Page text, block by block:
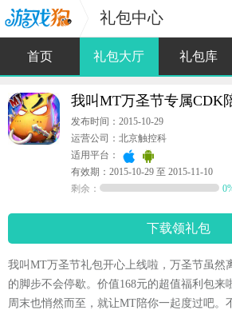
礼包中心
首页 礼包大厅 礼包库
我叫MT万圣节专属CDK
发布时间：2015-10-29
运营公司：北京触控科
适用平台：
有效期：2015-10-29 至 2015-11-10
剩余：
下载领礼包
我叫MT万圣节礼包开心上线啦，万圣节虽然
的脚步不会停歇。价值168元的超值福利包来
周末也悄然而至，就让MT陪你一起度过吧。